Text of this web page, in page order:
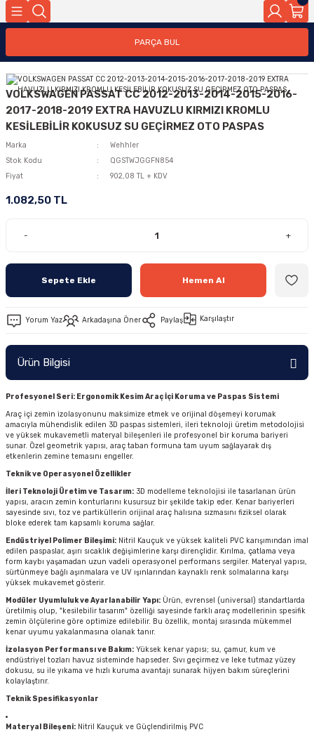
PARÇA BUL
VOLKSWAGEN PASSAT CC 2012-2013-2014-2015-2016-
2017-2018-2019 EXTRA HAVUZLU KIRMIZI KROMLU
KESİLEBİLİR KOKUSUZ SU GEÇİRMEZ OTO PASPAS
Marka
Wehhler
Stok Kodu
QGSTWJGGFN854
Fiyat
902,08 TL + KDV
1.082,50 TL
- +
Sepete Ekle Hemen Al
Yorum Yaz Arkadaşına Öner Paylaş Karşılaştır
Ürün Bilgisi
Profesyonel Seri: Ergonomik Kesim Araç İçi Koruma ve Paspas Sistemi
Araç içi zemin izolasyonunu maksimize etmek ve orijinal döşemeyi korumak
amacıyla mühendislik edilen 3D paspas sistemleri, ileri teknoloji üretim metodolojisi
ve yüksek mukavemetli materyal bileşenleri ile profesyonel bir koruma bariyeri
sunar. Özel geometrik yapısı, araç taban formuna tam uyum sağlayarak dış
etkenlerin zemine temasını engeller.
Teknik ve Operasyonel Özellikler
İleri Teknoloji Üretim ve Tasarım: 3D modelleme teknolojisi ile tasarlanan ürün
yapısı, aracın zemin konturlarını kusursuz bir şekilde takip eder. Kenar bariyerleri
sayesinde sıvı, toz ve partiküllerin orijinal araç halısına sızmasını fiziksel olarak
bloke ederek tam kapsamlı koruma sağlar.
Endüstriyel Polimer Bileşimi: Nitril Kauçuk ve yüksek kaliteli PVC karışımından imal
edilen paspaslar, aşırı sıcaklık değişimlerine karşı dirençlidir. Kırılma, çatlama veya
form kaybı yaşamadan uzun vadeli operasyonel performans sergiler. Materyal yapısı,
sürtünmeye bağlı aşınmalara ve UV ışınlarından kaynaklı renk solmalarına karşı
yüksek mukavemet gösterir.
Modüler Uyumluluk ve Ayarlanabilir Yapı: Ürün, evrensel (universal) standartlarda
üretilmiş olup, "kesilebilir tasarım" özelliği sayesinde farklı araç modellerinin spesifik
zemin ölçülerine göre optimize edilebilir. Bu özellik, montaj sırasında mükemmel
kenar uyumu yakalanmasına olanak tanır.
İzolasyon Performansı ve Bakım: Yüksek kenar yapısı; su, çamur, kum ve
endüstriyel tozları havuz sisteminde hapseder. Sıvı geçirmez ve leke tutmaz yüzey
dokusu, su ile yıkama ve hızlı kuruma avantajı sunarak hijyen bakım süreçlerini
kolaylaştırır.
Teknik Spesifikasyonlar
Materyal Bileşeni: Nitril Kauçuk ve Güçlendirilmiş PVC